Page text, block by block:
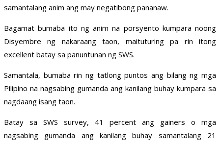
samantalang anim ang may negatibong pananaw.
Bagamat bumaba ito ng anim na porsyento kumpara noong
Disyembre ng nakaraang taon, maituturing pa rin itong
excellent batay sa panuntunan ng SWS.
Samantala, bumaba rin ng tatlong puntos ang bilang ng mga
Pilipino na nagsabing gumanda ang kanilang buhay kumpara sa
nagdaang isang taon.
Batay sa SWS survey, 41 percent ang gainers o mga
nagsabing gumanda ang kanilang buhay samantalang 21